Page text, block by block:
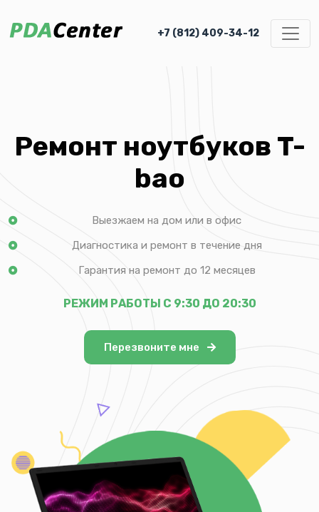
+7 (812) 409-34-12
Ремонт ноутбуков T-
bao
Выезжаем на дом или в офис
Диагностика и ремонт в течение дня
Гарантия на ремонт до 12 месяцев
РЕЖИМ РАБОТЫ С 9:30 ДО 20:30
Перезвоните мне